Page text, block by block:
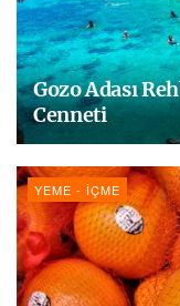
Gozo Adası
Cenneti
YEME - İÇME